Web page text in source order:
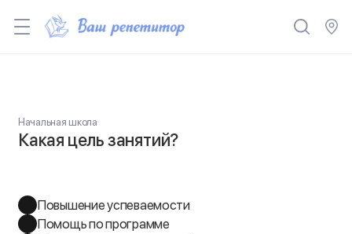
Начальная школа
Какая цель занятий?
Повышение успеваемости
Помощь по программе